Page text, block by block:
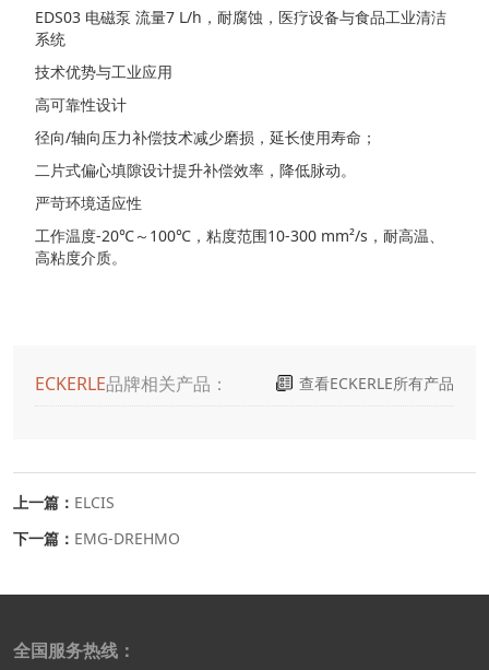
EDS03 电磁泵 流量7 L/h，耐腐蚀，医疗设备与食品工业清洁
系统
技术优势与工业应用
高可靠性设计
径向/轴向压力补偿技术减少磨损，延长使用寿命；
二片式偏心填隙设计提升补偿效率，降低脉动。
严苛环境适应性
工作温度-20℃～100℃，粘度范围10-300 mm²/s，耐高温、
高粘度介质。
ECKERLE品牌相关产品： 查看ECKERLE所有产品
上一篇： ELCIS
下一篇： EMG-DREHMO
全国服务热线：